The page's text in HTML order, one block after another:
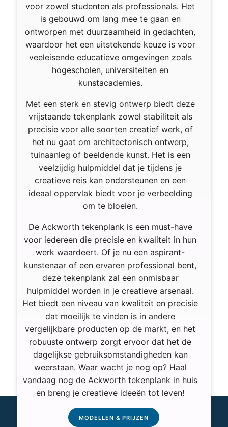
voor zowel studenten als professionals. Het
is gebouwd om lang mee te gaan en
ontworpen met duurzaamheid in gedachten,
waardoor het een uitstekende keuze is voor
veeleisende educatieve omgevingen zoals
hogescholen, universiteiten en
kunstacademies.
Met een sterk en stevig ontwerp biedt deze
vrijstaande tekenplank zowel stabiliteit als
precisie voor alle soorten creatief werk, of
het nu gaat om architectonisch ontwerp,
tuinaanleg of beeldende kunst. Het is een
veelzijdig hulpmiddel dat je tijdens je
creatieve reis kan ondersteunen en een
ideaal oppervlak biedt voor je verbeelding
om te bloeien.
De Ackworth tekenplank is een must-have
voor iedereen die precisie en kwaliteit in hun
werk waardeert. Of je nu een aspirant-
kunstenaar of een ervaren professional bent,
deze tekenplank zal een onmisbaar
hulpmiddel worden in je creatieve arsenaal.
Het biedt een niveau van kwaliteit en precisie
dat moeilijk te vinden is in andere
vergelijkbare producten op de markt, en het
robuuste ontwerp zorgt ervoor dat het de
dagelijkse gebruiksomstandigheden kan
weerstaan. Waar wacht je nog op? Haal
vandaag nog de Ackworth tekenplank in huis
en breng je creatieve ideeën tot leven!
MODELLEN & PRIJZEN